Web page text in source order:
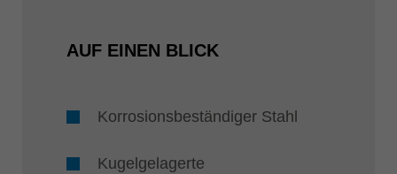
AUF EINEN BLICK
Korrosionsbeständiger Stahl
Kugelgelagerte